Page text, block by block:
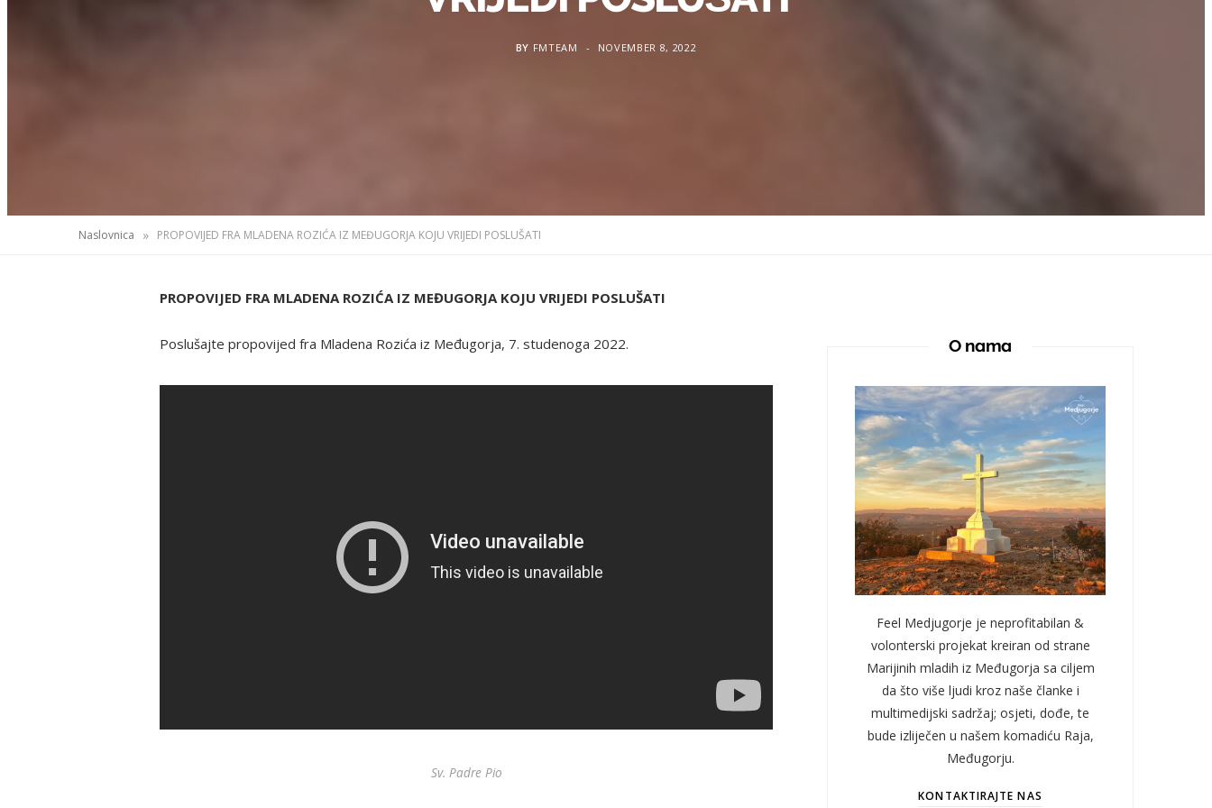
BY FMTEAM NOVEMBER 8, 2022
Naslovnica » PROPOVIJED FRA MLADENA ROZIĆA IZ MEĐUGORJA KOJU VRIJEDI POSLUŠATI
PROPOVIJED FRA MLADENA ROZIĆA IZ MEĐUGORJA KOJU VRIJEDI POSLUŠATI
Poslušajte propovijed fra Mladena Rozića iz Međugorja, 7. studenoga 2022.
Sv. Padre Pio
O nama
Feel Medjugorje je neprofitabilan &
volonterski projekat kreiran od strane
Marijinih mladih iz Međugorja sa ciljem
da što više ljudi kroz naše članke i
multimedijski sadržaj; osjeti, dođe, te
bude izliječen u našem komadiću Raja,
Međugorju.
KONTAKTIRAJTE NAS